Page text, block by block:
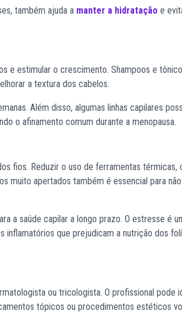
também ajuda a manter a hidratação e
e estimular o crescimento. Shampoos e
a textura dos cabelos.
Além disso, algumas linhas capilares
o afinamento comum durante a menopausa.
fios. Reduzir o uso de ferramentas térmicas,
muito apertados também é essencial para não
a saúde capilar a longo prazo. O estresse é
inflamatórios que prejudicam a nutrição dos
ou tricologista. O profissional pode
tópicos ou procedimentos estéticos